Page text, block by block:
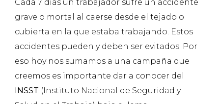
Cada 7 días un trabajador sufre un accidente
grave o mortal al caerse desde el tejado o
cubierta en la que estaba trabajando. Estos
accidentes pueden y deben ser evitados. Por
eso hoy nos sumamos a una campaña que
creemos es importante dar a conocer del
INSST (Instituto Nacional de Seguridad y